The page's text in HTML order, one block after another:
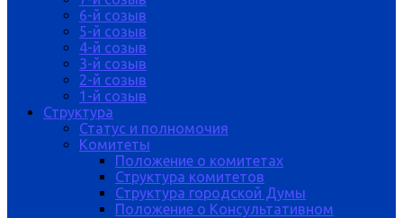
6-й созыв
5-й созыв
4-й созыв
3-й созыв
2-й созыв
1-й созыв
Структура
Статус и полномочия
Комитеты
Положение о комитетах
Структура комитетов
Структура городской Думы
Положение о Консультативном